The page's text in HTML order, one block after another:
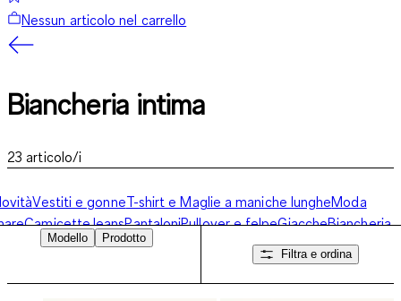
Nessun articolo nel carrello
Biancheria intima
23 articolo/i
Vestiti e gonneT-shirt e Maglie a maniche lungheModa
CamicetteJeansPantaloniPullover e felpeGiaccheBiancheria
Accessori
Modello
Prodotto
Filtra e ordina